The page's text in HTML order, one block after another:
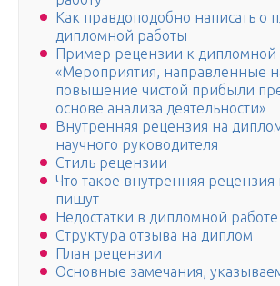
Как правдоподобно написать о
дипломной работы
Пример рецензии к дипломной
«Мероприятия, направленные
повышение чистой прибыли
основе анализа деятельности»
Внутренняя рецензия на
научного руководителя
Стиль рецензии
Что такое внутренняя рецензия
пишут
Недостатки в дипломной работе
Структура отзыва на диплом
План рецензии
Основные замечания,